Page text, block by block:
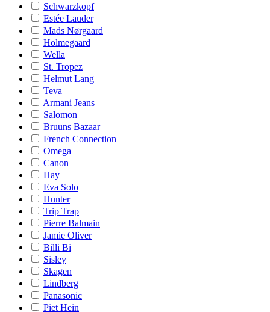
Schwarzkopf
Estée Lauder
Mads Nørgaard
Holmegaard
Wella
St. Tropez
Helmut Lang
Teva
Armani Jeans
Salomon
Bruuns Bazaar
French Connection
Omega
Canon
Hay
Eva Solo
Hunter
Trip Trap
Pierre Balmain
Jamie Oliver
Billi Bi
Sisley
Skagen
Lindberg
Panasonic
Piet Hein